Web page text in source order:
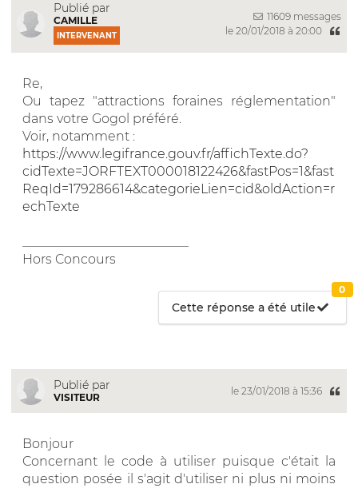
Publié par
CAMILLE
INTERVENANT
11609 messages
le 20/01/2018 à 20:00
Re,
Ou tapez "attractions foraines réglementation"
dans votre Gogol préféré.
Voir, notamment :
https://www.legifrance.gouv.fr/affichTexte.do?
cidTexte=JORFTEXT000018122426&fastPos=1&fast
ReqId=179286614&categorieLien=cid&oldAction=r
echTexte
Hors Concours
Cette réponse a été utile
0
Publié par
VISITEUR
le 23/01/2018 à 15:36
Bonjour
Concernant le code à utiliser puisque c'était la
question posée il s'agit d'utiliser ni plus ni moins